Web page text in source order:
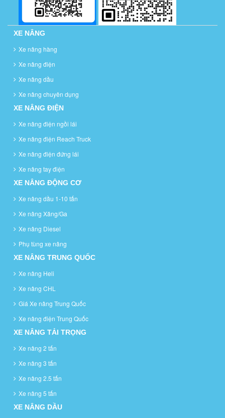
XE NÂNG
Xe nâng hàng
Xe nâng điện
Xe nâng dầu
Xe nâng chuyên dụng
XE NÂNG ĐIỆN
Xe nâng điện ngồi lái
Xe nâng điện Reach Truck
Xe nâng điện đứng lái
Xe nâng tay điện
XE NÂNG ĐỘNG CƠ
Xe nâng dầu 1-10 tấn
Xe nâng Xăng/Ga
Xe nâng Diesel
Phụ tùng xe nâng
XE NÂNG TRUNG QUỐC
Xe nâng Heli
Xe nâng CHL
Giá Xe nâng Trung Quốc
Xe nâng điện Trung Quốc
XE NÂNG TẢI TRỌNG
Xe nâng 2 tấn
Xe nâng 3 tấn
Xe nâng 2.5 tấn
Xe nâng 5 tấn
XE NÂNG DẦU